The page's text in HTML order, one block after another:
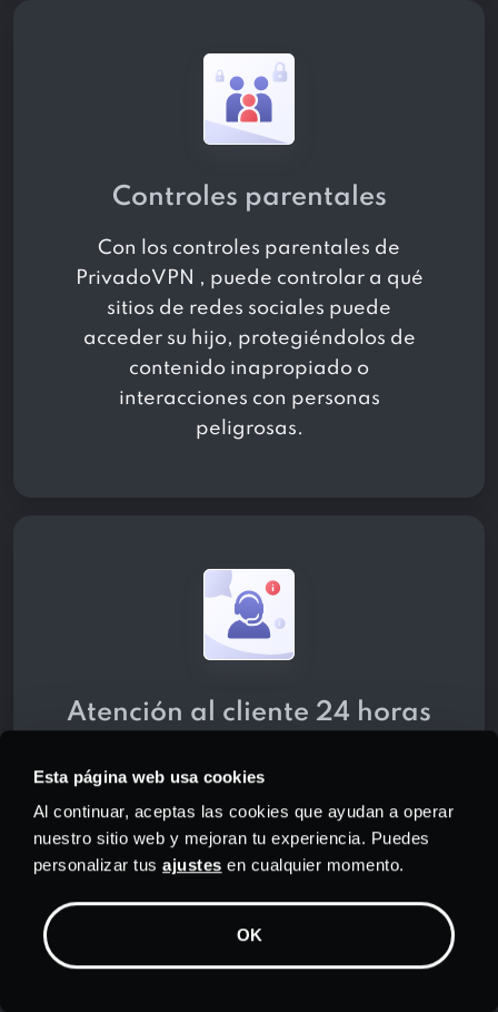
Esta página web usa cookies
Al continuar, aceptas las cookies que ayudan a operar
nuestro sitio web y mejoran tu experiencia. Puedes
personalizar tusajustes en cualquier momento.
OK
Controles parentales
Con los controles parentales de
PrivadoVPN , puede controlar a qué
sitios de redes sociales puede
acceder su hijo, protegiéndolos de
contenido inapropiado o
interacciones con personas
peligrosas.
Atención al cliente 24 horas
de su clase por parte del equipo de
soporte dedicado de PrivadoVPN .